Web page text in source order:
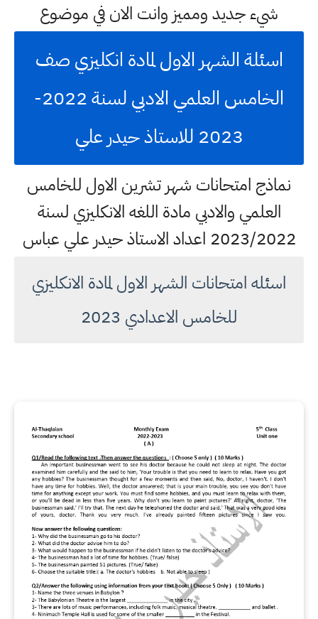
شيء جديد ومميز وانت الان في موضوع
اسئلة الشهر الاول لمادة انكليزي صف
الخامس العلمي الادبي لسنة 2022-
2023 للاستاذ حيدر علي
نماذج امتحانات شهر تشرين الاول للخامس
العلمي والادبي مادة اللغه الانكليزي لسنة
2023/2022 اعداد الاستاذ حيدر علي عباس
اسئله امتحانات الشهر الاول لمادة الانكليزي
للخامس الاعدادي 2023